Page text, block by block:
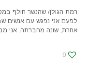
רמת הגולן/ שהנשר חולף
לפעם אני נפגש עם אנשים
אחרת, שונה מחברתה. אני
0